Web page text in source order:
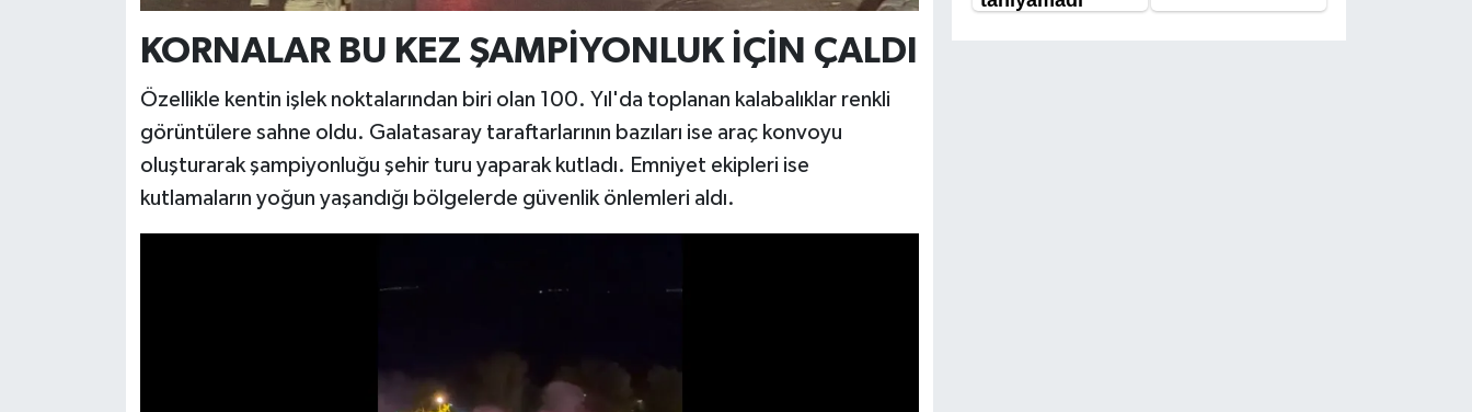
KORNALAR BU KEZ ŞAMPİYONLUK İÇİN ÇALDI
Özellikle kentin işlek noktalarından biri olan 100. Yıl'da toplanan kalabalıklar renkli
görüntülere sahne oldu. Galatasaray taraftarlarının bazıları ise araç konvoyu
oluşturarak şampiyonluğu şehir turu yaparak kutladı. Emniyet ekipleri ise
kutlamaların yoğun yaşandığı bölgelerde güvenlik önlemleri aldı.